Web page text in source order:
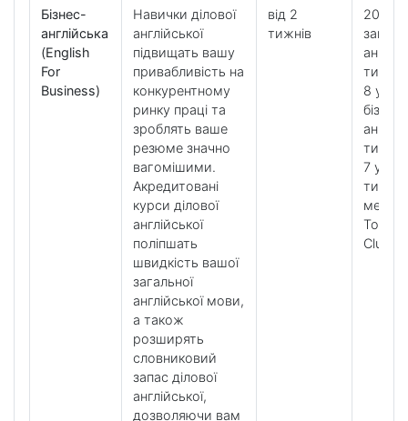
Бізнес-
англійська
(English
For
Business)
Навички ділової
англійської
підвищать вашу
привабливість на
конкурентному
ринку праці та
зроблять ваше
резюме значно
вагомішими.
Акредитовані
курси ділової
англійської
поліпшать
швидкість вашої
загальної
англійської мови,
а також
розширять
словниковий
запас ділової
англійської,
дозволяючи вам
від 2
тижнів
20
8
бізнес-
7
Tools і
Clubs